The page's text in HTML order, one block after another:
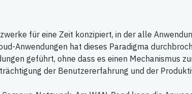
für eine Zeit konzipiert, in der alle
Anwendungen hat dieses Paradigma
geführt, ohne dass es einen Mechanismus
der Benutzererfahrung und der